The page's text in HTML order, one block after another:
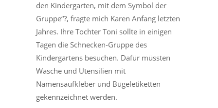
den Kindergarten, mit dem Symbol der
Gruppe“?, fragte mich Karen Anfang letzten
Jahres. Ihre Tochter Toni sollte in einigen
Tagen die Schnecken-Gruppe des
Kindergartens besuchen. Dafür müssten
Wäsche und Utensilien mit
Namensaufkleber und Bügeletiketten
gekennzeichnet werden.